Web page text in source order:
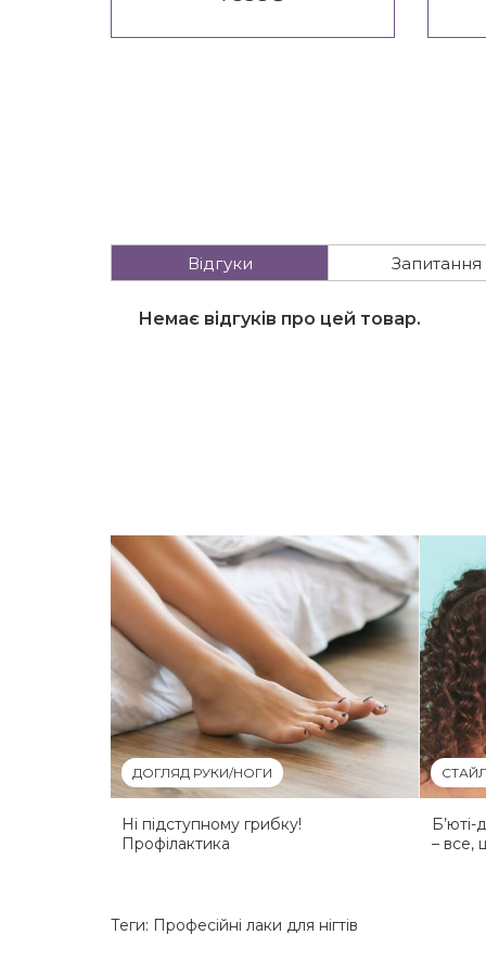
Відгуки Запитання
Немає відгуків про цей товар.
ДОГЛЯД РУКИ/НОГИ
Ні підступному грибку!
Профілактика
Б’юті-
– все,
Теги: Професійні лаки для нігтів